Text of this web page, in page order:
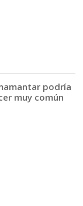
podría
muy común